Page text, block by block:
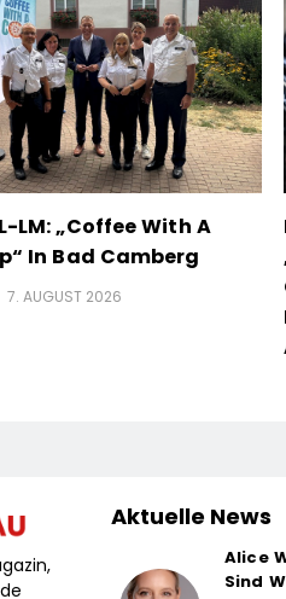
LM: „Coffee With A
In Bad Camberg
7. AUGUST 2026
Aktuelle News
Alice
Sind